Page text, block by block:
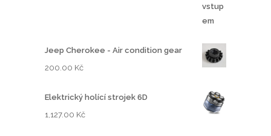
Jeep Cherokee - Air condition gear
200.00 Kč
Elektrický holící strojek 6D
1,127.00 Kč